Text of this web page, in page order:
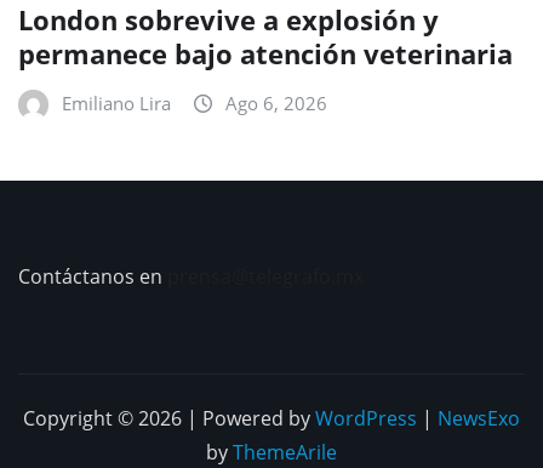
London sobrevive a explosión y
permanece bajo atención veterinaria
Emiliano Lira Ago 6, 2026
Contáctanos en
Copyright © 2026 | Powered byWordPress | NewsExo
byThemeArile